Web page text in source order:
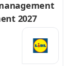
2027